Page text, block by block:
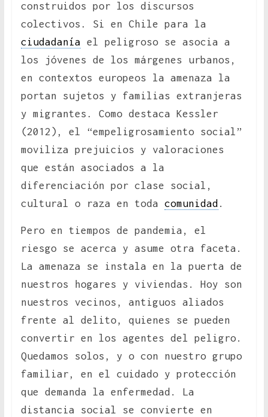
construidos por los discursos
colectivos. Si en Chile para la
ciudadanía el peligroso se asocia a
los jóvenes de los márgenes urbanos,
en contextos europeos la amenaza la
portan sujetos y familias extranjeras
y migrantes. Como destaca Kessler
(2012), el “empeligrosamiento social”
moviliza prejuicios y valoraciones
que están asociados a la
diferenciación por clase social,
cultural o raza en toda comunidad .
Pero en tiempos de pandemia, el
riesgo se acerca y asume otra faceta.
La amenaza se instala en la puerta de
nuestros hogares y viviendas. Hoy son
nuestros vecinos, antiguos aliados
frente al delito, quienes se pueden
convertir en los agentes del peligro.
Quedamos solos, y o con nuestro grupo
familiar, en el cuidado y protección
que demanda la enfermedad. La
distancia social se convierte en